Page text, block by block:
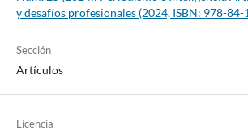
y desafíos profesionales (2024, ISBN: 978-
Sección
Artículos
Licencia